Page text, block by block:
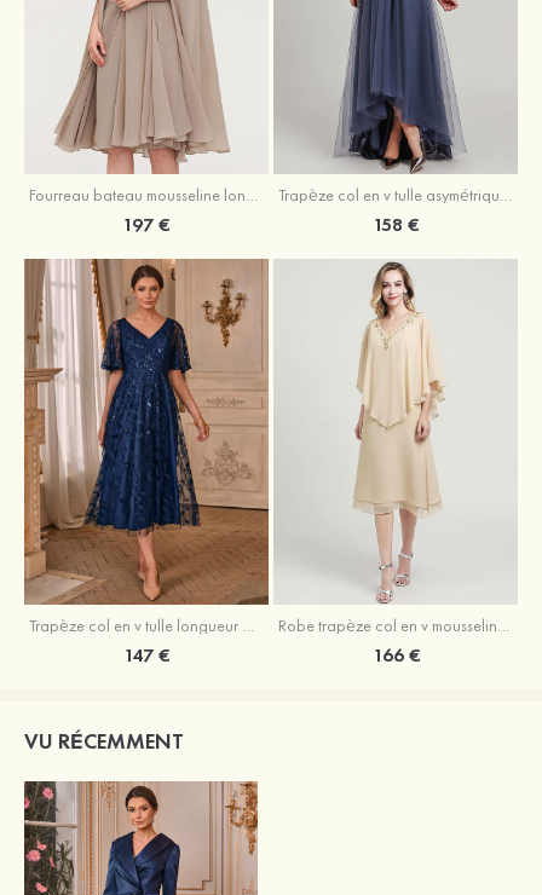
Fourreau bateau mousseline longueur genou robe de mère de la mariée avec appliqué plissé veste
197 €
Trapèze col en v tulle asymétrique robe de mère de la mariée
158 €
Trapèze col en v tulle longueur mollet robe de mère de la mariée avec appliqué paillettes ceinture
147 €
Robe trapèze col en v mousseline longueur mollet robe de mère de la mariée avec perle
166 €
VU RÉCEMMENT